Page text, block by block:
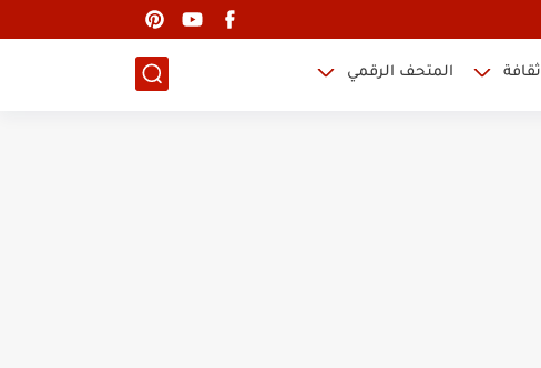
ثقافة المتحف الرقمي